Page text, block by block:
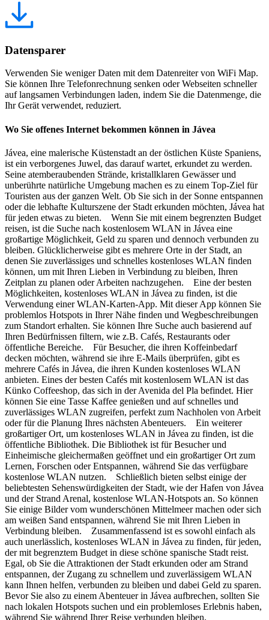
Datensparer
Verwenden Sie weniger Daten mit dem Datenreiter von WiFi Map.
Sie können Ihre Telefonrechnung senken oder Webseiten schneller
auf langsamen Verbindungen laden, indem Sie die Datenmenge, die
Ihr Gerät verwendet, reduziert.
Wo Sie offenes Internet bekommen können in Jávea
Jávea, eine malerische Küstenstadt an der östlichen Küste Spaniens,
ist ein verborgenes Juwel, das darauf wartet, erkundet zu werden.
Seine atemberaubenden Strände, kristallklaren Gewässer und
unberührte natürliche Umgebung machen es zu einem Top-Ziel für
Touristen aus der ganzen Welt. Ob Sie sich in der Sonne entspannen
oder die lebhafte Kulturszene der Stadt erkunden möchten, Jávea hat
für jeden etwas zu bieten. Wenn Sie mit einem begrenzten Budget
reisen, ist die Suche nach kostenlosem WLAN in Jávea eine
großartige Möglichkeit, Geld zu sparen und dennoch verbunden zu
bleiben. Glücklicherweise gibt es mehrere Orte in der Stadt, an
denen Sie zuverlässiges und schnelles kostenloses WLAN finden
können, um mit Ihren Lieben in Verbindung zu bleiben, Ihren
Zeitplan zu planen oder Arbeiten nachzugehen. Eine der besten
Möglichkeiten, kostenloses WLAN in Jávea zu finden, ist die
Verwendung einer WLAN-Karten-App. Mit dieser App können Sie
problemlos Hotspots in Ihrer Nähe finden und Wegbeschreibungen
zum Standort erhalten. Sie können Ihre Suche auch basierend auf
Ihren Bedürfnissen filtern, wie z.B. Cafés, Restaurants oder
öffentliche Bereiche. Für Besucher, die ihren Koffeinbedarf
decken möchten, während sie ihre E-Mails überprüfen, gibt es
mehrere Cafés in Jávea, die ihren Kunden kostenloses WLAN
anbieten. Eines der besten Cafés mit kostenlosem WLAN ist das
Künko Coffeeshop, das sich in der Avenida del Pla befindet. Hier
können Sie eine Tasse Kaffee genießen und auf schnelles und
zuverlässiges WLAN zugreifen, perfekt zum Nachholen von Arbeit
oder für die Planung Ihres nächsten Abenteuers. Ein weiterer
großartiger Ort, um kostenloses WLAN in Jávea zu finden, ist die
öffentliche Bibliothek. Die Bibliothek ist für Besucher und
Einheimische gleichermaßen geöffnet und ein großartiger Ort zum
Lernen, Forschen oder Entspannen, während Sie das verfügbare
kostenlose WLAN nutzen. Schließlich bieten selbst einige der
beliebtesten Sehenswürdigkeiten der Stadt, wie der Hafen von Jávea
und der Strand Arenal, kostenlose WLAN-Hotspots an. So können
Sie einige Bilder vom wunderschönen Mittelmeer machen oder sich
am weißen Sand entspannen, während Sie mit Ihren Lieben in
Verbindung bleiben. Zusammenfassend ist es sowohl einfach als
auch unerlässlich, kostenloses WLAN in Jávea zu finden, für jeden,
der mit begrenztem Budget in diese schöne spanische Stadt reist.
Egal, ob Sie die Attraktionen der Stadt erkunden oder am Strand
entspannen, der Zugang zu schnellem und zuverlässigem WLAN
kann Ihnen helfen, verbunden zu bleiben und dabei Geld zu sparen.
Bevor Sie also zu einem Abenteuer in Jávea aufbrechen, sollten Sie
nach lokalen Hotspots suchen und ein problemloses Erlebnis haben,
während Sie während Ihrer Reise verbunden bleiben.